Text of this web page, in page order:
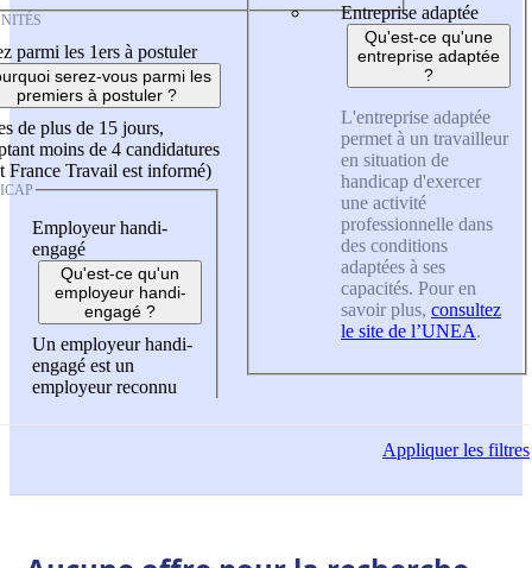
parmi les 1ers à postuler
serez-vous parmi les
premiers à postuler ?
de plus de 15 jours,
moins de 4 candidatures
France Travail est informé)
Employeur handi-
engagé
Qu'est-ce qu'un
employeur handi-
engagé ?
Un employeur handi-
engagé est un
employeur reconnu
Entreprise adaptée
Qu'est-ce qu'une
entreprise adaptée
?
L'entreprise adaptée
permet à un travailleur
en situation de
handicap d'exercer
une activité
professionnelle dans
des conditions
adaptées à ses
capacités. Pour en
savoir plus, consultez
le site de l’UNEA.
Appliquerles filtres